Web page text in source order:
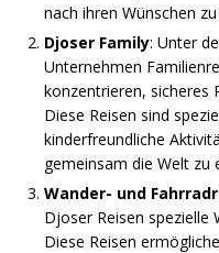
nach ihren Wünschen
Djoser Family: Unter
Unternehmen
konzentrieren, sicheres
Diese Reisen sind
kinderfreundliche
gemeinsam die Welt zu
Wander- und
Djoser Reisen spezielle
Diese Reisen